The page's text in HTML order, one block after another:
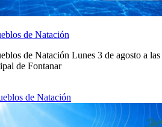
de Natación
de Natación Lunes 3 de agosto a las
de Fontanar
de Natación